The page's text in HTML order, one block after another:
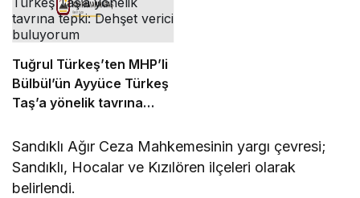
Tuğrul Türkeş’ten MHP’li
Bülbül’ün Ayyüce Türkeş
Taş’a yönelik tavrına
buluyorum
Sandıklı Ağır Ceza Mahkemesinin yargı çevresi;
Sandıklı, Hocalar ve Kızılören ilçeleri olarak
belirlendi.